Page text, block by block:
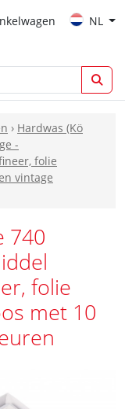
NL
› Hardwas (Kö
-
folie
vintage
740
folie
met 10